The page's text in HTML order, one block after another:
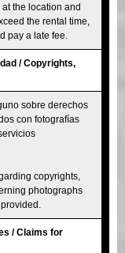
the location and
the rental time,
pay a late fee.
/ Copyrights,
sobre derechos
con fotografías
copyrights,
photographs
/ Claims for